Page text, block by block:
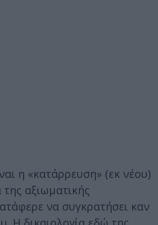
η «κατάρρευση» (εκ νέου)
αξιωματικής
να συγκρατήσει καν